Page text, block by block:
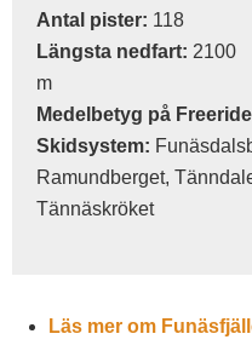
Antal pister: 118
Längsta nedfart: 2100
m
Medelbetyg på
Skidsystem:
Ramundberget,
Tännäskröket
Läs mer om